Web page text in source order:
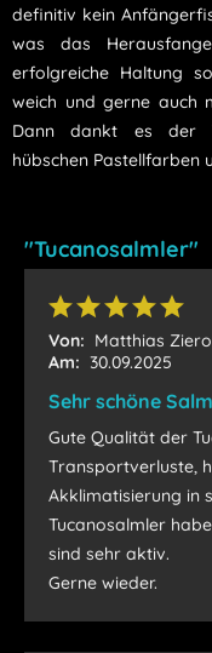
definitiv kein
was das
erfolgreiche Haltung
weich und gerne auch
Dann dankt es der
hübschen Pastellfarben
"Tucanosalmler"
Von: Matthias
Am: 30.09.2025
Sehr schöne
Gute Qualität der
Transportverluste,
Akklimatisierung in
Tucanosalmler
sind sehr aktiv.
Gerne wieder.